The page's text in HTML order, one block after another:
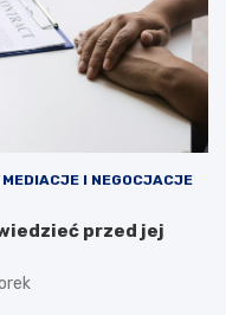
MEDIACJE I NEGOCJACJE
przed jej